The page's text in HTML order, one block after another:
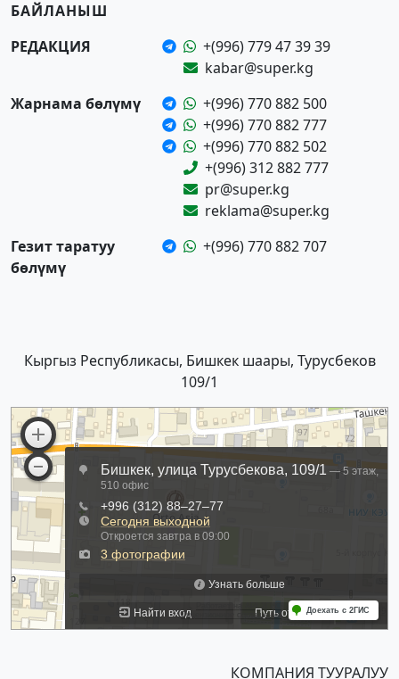
БАЙЛАНЫШ
РЕДАКЦИЯ
+(996) 779 47 39 39
kabar@super.kg
Жарнама бөлүмү
+(996) 770 882 500
+(996) 770 882 777
+(996) 770 882 502
+(996) 312 882 777
pr@super.kg
reklama@super.kg
Гезит таратуу
бөлүмү
+(996) 770 882 707
Кыргыз Республикасы, Бишкек шаары, Турусбеков
109/1
КОМПАНИЯ ТУУРАЛУУ